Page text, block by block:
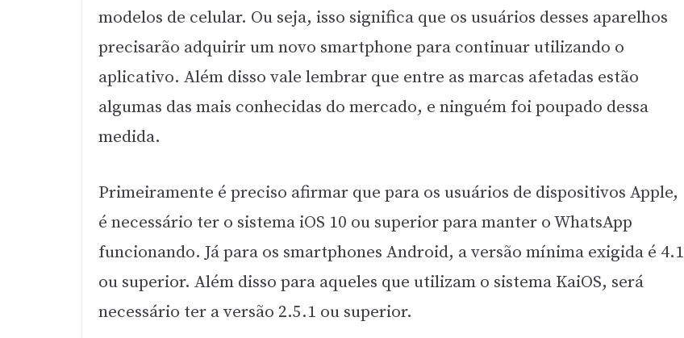
modelos de celular. Ou seja, isso significa que os usuários desses aparelhos
precisarão adquirir um novo smartphone para continuar utilizando o
aplicativo. Além disso vale lembrar que entre as marcas afetadas estão
algumas das mais conhecidas do mercado, e ninguém foi poupado dessa
medida.
Primeiramente é preciso afirmar que para os usuários de dispositivos Apple,
é necessário ter o sistema iOS 10 ou superior para manter o WhatsApp
funcionando. Já para os smartphones Android, a versão mínima exigida é 4.1
ou superior. Além disso para aqueles que utilizam o sistema KaiOS, será
necessário ter a versão 2.5.1 ou superior.